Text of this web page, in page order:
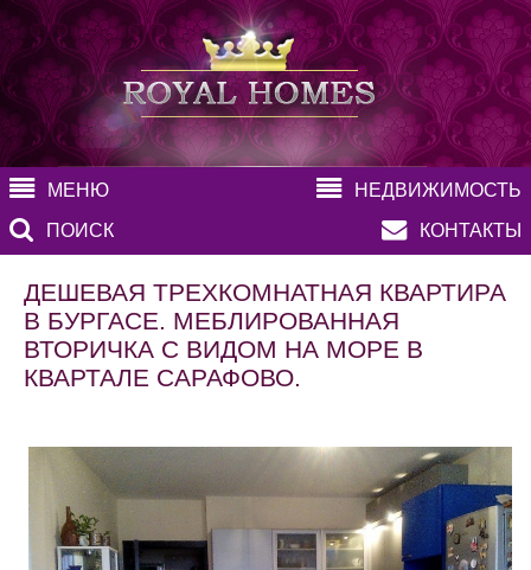
МЕНЮ
НЕДВИЖИМОСТЬ
ПОИСК
КОНТАКТЫ
ДЕШЕВАЯ ТРЕХКОМНАТНАЯ КВАРТИРА
В БУРГАСЕ. МЕБЛИРОВАННАЯ
ВТОРИЧКА С ВИДОМ НА МОРЕ В
КВАРТАЛЕ САРАФОВО.